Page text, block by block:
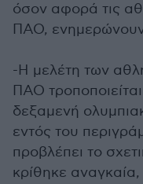
όσον αφορά τις
ΠΑΟ,
-Η μελέτη των
ΠΑΟ
δεξαμενή
εντός του
προβλέπει το
κρίθηκε